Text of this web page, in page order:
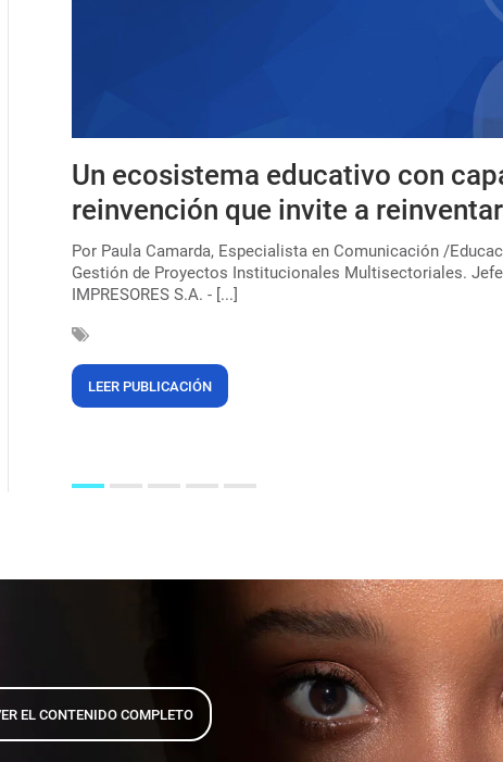
o
de
135
Un ecosistema educativo con
reinvención que invite a reinventar
Por Paula Camarda, Especialista en Comunicación /
Gestión de Proyectos Institucionales Multisectoriales. Jefe
IMPRESORES S.A. - [...]
LEER PUBLICACIÓN
EL CONTENIDO COMPLETO